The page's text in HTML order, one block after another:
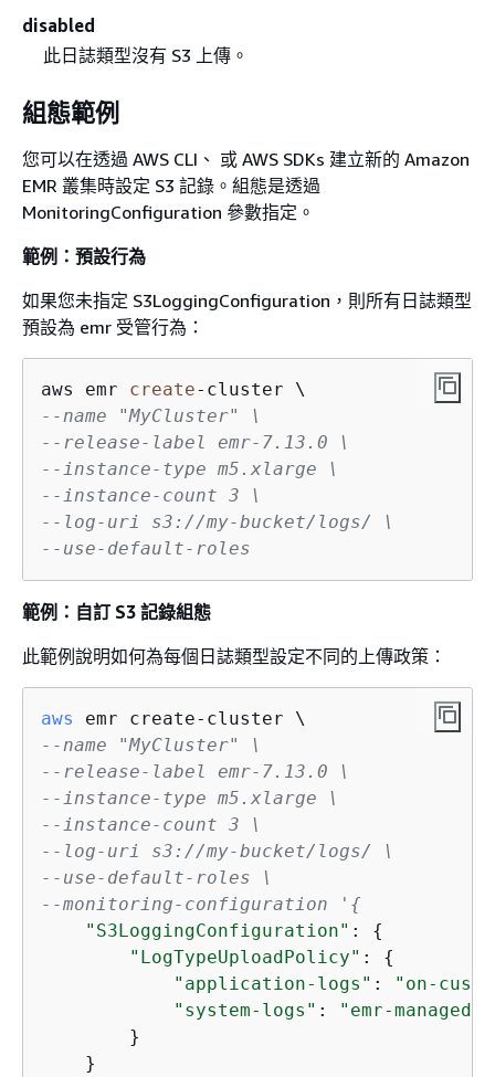
disabled
此日誌類型沒有 S3 上傳。
組態範例
您可以在透過 AWS CLI、 或 AWS SDKs 建立新的 Amazon
EMR 叢集時設定 S3 記錄。組態是透過
MonitoringConfiguration 參數指定。
範例：預設行為
如果您未指定 S3LoggingConfiguration，則所有日誌類型
預設為 emr 受管行為：
aws emr create-
--name "MyCluster" \
--release-label emr-7.13.0 \
--instance-type m5.xlarge \
--instance-count 3 \
--log-uri s3://my-bucket/logs/ \
--use-default-roles
範例：自訂 S3 記錄組態
此範例說明如何為每個日誌類型設定不同的上傳政策：
aws
--name "MyCluster" \
--release-label emr-7.13.0 \
--instance-type m5.xlarge \
--instance-count 3 \
--log-uri s3://my-bucket/logs/ \
--use-default-roles \
--monitoring-configuration ' {
"S3LoggingConfiguration" : {
"LogTypeUploadPolicy" : {
"application-logs" :
"on-
"system-logs" :
"emr-managed"
        }
    }